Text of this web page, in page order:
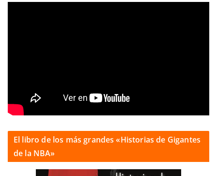
El libro de los más grandes «Historias de Gigantes
de la NBA»